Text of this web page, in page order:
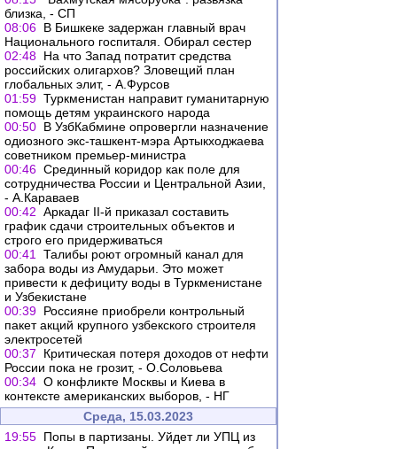
близка, - СП
08:06 В Бишкеке задержан главный врач
Национального госпиталя. Обирал сестер
02:48 На что Запад потратит средства
российских олигархов? Зловещий план
глобальных элит, - А.Фурсов
01:59 Туркменистан направит гуманитарную
помощь детям украинского народа
00:50 В УзбКабмине опровергли назначение
одиозного экс-ташкент-мэра Артыкходжаева
советником премьер-министра
00:46 Срединный коридор как поле для
сотрудничества России и Центральной Азии,
- А.Караваев
00:42 Аркадаг II-й приказал составить
график сдачи строительных объектов и
строго его придерживаться
00:41
Талибы роют огромный канал для
забора воды из Амударьи. Это может
привести к дефициту воды в Туркменистане
и Узбекистане
00:39 Россияне приобрели контрольный
пакет акций крупного узбекского строителя
электросетей
00:37
Критическая потеря доходов от нефти
России пока не грозит, - О.Соловьева
00:34 О конфликте Москвы и Киева в
контексте американских выборов, - НГ
Среда, 15.03.2023
19:55 Попы в партизаны. Уйдет ли УПЦ из